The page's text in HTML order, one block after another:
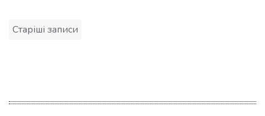
Навігація
Старіші записи